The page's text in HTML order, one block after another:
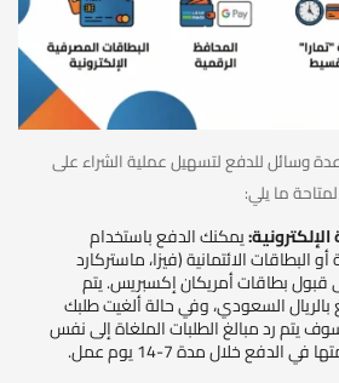
وسائل للدفع لتسهيل عملية الشراء على
ما يلي:
يمكنك الدفع باستخدام
البطاقات الائتمانية (فيزا، ماستركارد
قبول بطاقات أمريكان إكسبريس. يتم
بالريال السعودي، وفي حالة ألغيت طلبك
يتم رد مبالغ الطلبات الملغاة إلى نفس
الدفع خلال مدة 7-14 يوم عمل.